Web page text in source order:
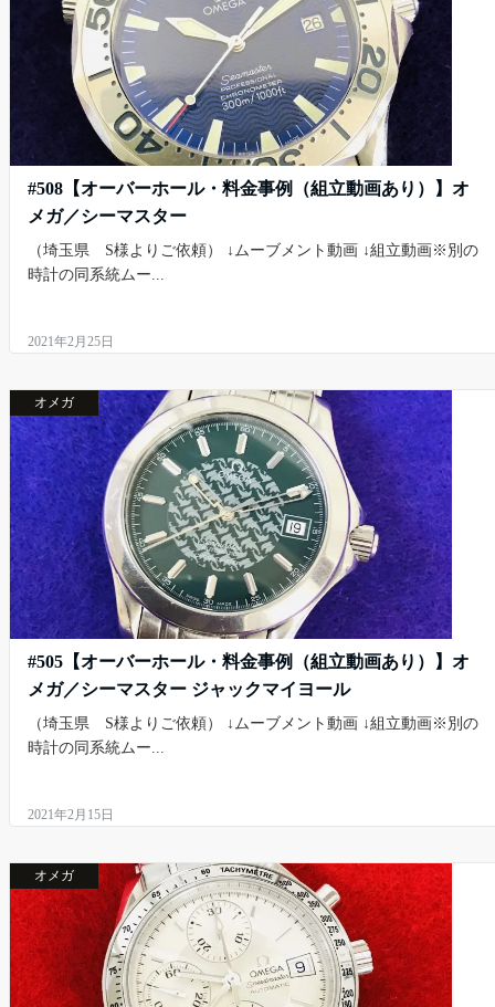
#508【オーバーホール・料金事例（組立動画あり）】オ
メガ／シーマスター
（埼玉県 S様よりご依頼） ↓ムーブメント動画 ↓組立動画※別の
時計の同系統ムー...
2021年2月25日
オメガ
#505【オーバーホール・料金事例（組立動画あり）】オ
メガ／シーマスター ジャックマイヨール
（埼玉県 S様よりご依頼） ↓ムーブメント動画 ↓組立動画※別の
時計の同系統ムー...
2021年2月15日
オメガ